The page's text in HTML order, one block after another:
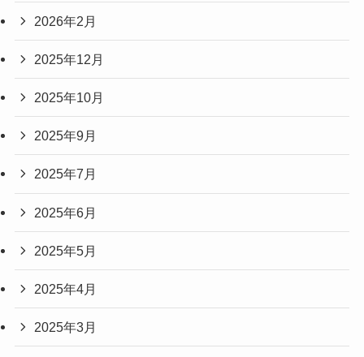
2026年2月
2025年12月
2025年10月
2025年9月
2025年7月
2025年6月
2025年5月
2025年4月
2025年3月